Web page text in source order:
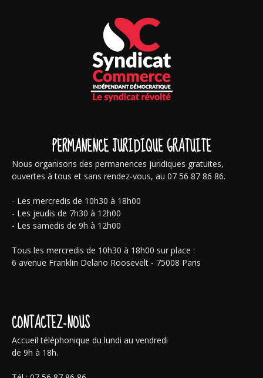
PERMANENCE JURIDIQUE GRATUITE
Nous organisons des permanences juridiques gratuites,
ouvertes à tous et sans rendez-vous, au 07 56 87 86 86.
- Les mercredis de 10h30 à 18h00
- Les jeudis de 7h30 à 12h00
- Les samedis de 9h à 12h00
Tous les mercredis de 10h30 à 18h00 sur place :
6 avenue Franklin Delano Roosevelt - 75008 Paris
CONTACTEZ-NOUS
Accueil téléphonique du lundi au vendredi
de 9h à 18h.